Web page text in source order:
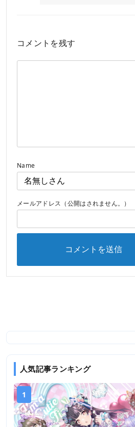
コメントを残す
Name
メールアドレス（公開はされません。）
人気記事ランキング
1